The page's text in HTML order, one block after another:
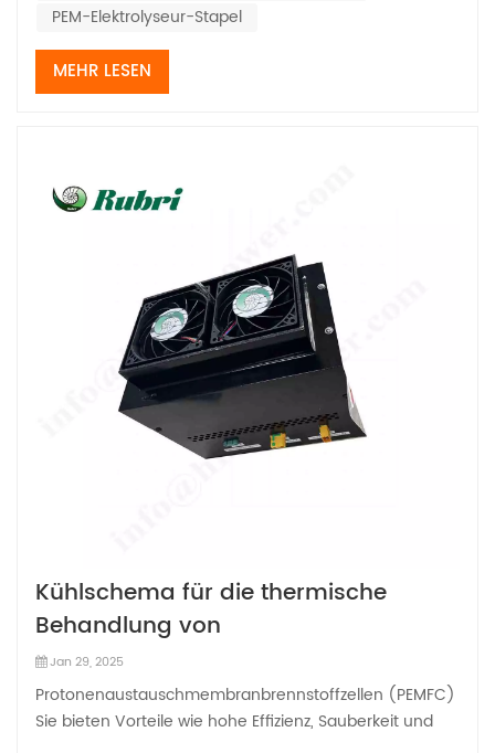
PEM-Elektrolyseur-Stapel
MEHR LESEN
Kühlschema für die thermische
Behandlung von
(PEMFC)
Jan 29, 2025
Protonenaustauschmembranbrennstoffzellen (PEMFC)
Sie bieten Vorteile wie hohe Effizienz, Sauberkeit und